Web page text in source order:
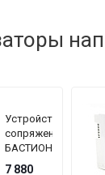
Устройство
сопряжения
БАСТИОН
TEPLOCOM
7 880